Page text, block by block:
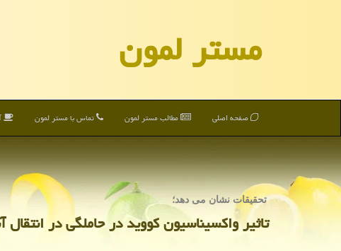
مستر لمون
صفحه اصلی مطالب مستر لمون تماس با مستر لمون
تحقیقات نشان می دهد؛
تاثیر واكسیناسیون كووید در حاملگی در انتقال